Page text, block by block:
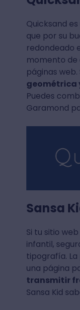
Quicksand
que por su
redondeado
momento de
páginas
geométrica
Puedes
Garamond
Sansa
Si tu sitio
infantil,
tipografía.
una página
transmitir
Sansa Kid